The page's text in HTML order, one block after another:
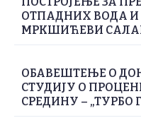
ОТПАДНИХ ВОДА
МРКШИЋЕВИ
ОБАВЕШТЕЊЕ О
СТУДИЈУ О
СРЕДИНУ – „ТУРБО